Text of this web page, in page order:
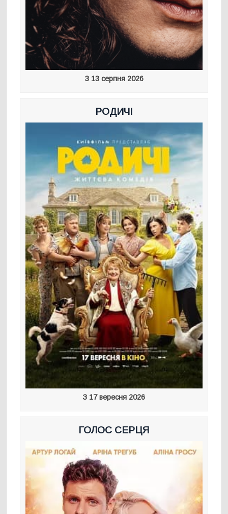
З 13 серпня 2026
РОДИЧІ
З 17 вересня 2026
ГОЛОС СЕРЦЯ